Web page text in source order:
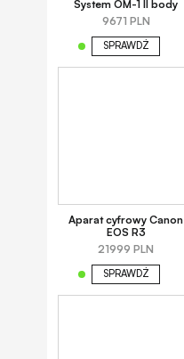
System OM-1 II body
9671 PLN
SPRAWDŹ
Aparat cyfrowy Canon
EOS R3
21999 PLN
SPRAWDŹ